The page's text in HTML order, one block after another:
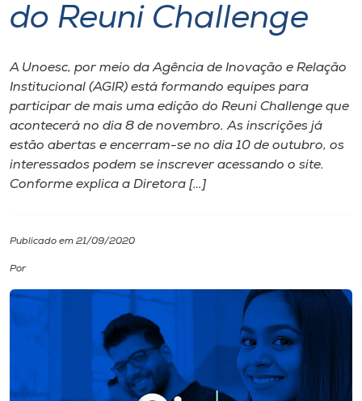
Internacionalização
I.nova
Cultura
CPA
Biblioteca
Editora
do Reuni Challenge
A Unoesc, por meio da Agência de Inovação e Relação
Institucional (AGIR) está formando equipes para
participar de mais uma edição do Reuni Challenge que
acontecerá no dia 8 de novembro. As inscrições já
estão abertas e encerram-se no dia 10 de outubro, os
interessados podem se inscrever acessando o site.
Conforme explica a Diretora […]
Publicado em 21/09/2020
Por